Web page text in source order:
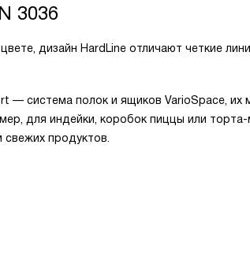
3036
дизайн HardLine отличают четкие
— система полок и ящиков VarioSpace, их
для индейки, коробок пиццы или
продуктов.